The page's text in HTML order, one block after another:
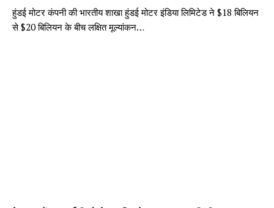
हुंडई मोटर कंपनी की भारतीय शाखा हुंडई मोटर इंडिया लिमिटेड ने $18 बिलियन
से $20 बिलियन के बीच लक्षित मूल्यांकन…